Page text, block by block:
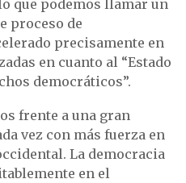
que podemos llamar un
proceso de
precisamente en
en cuanto al “Estado
democráticos”.
frente a una gran
vez con más fuerza en
La democracia
en el